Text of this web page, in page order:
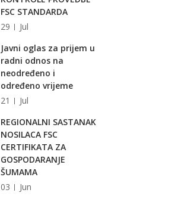
FSC STANDARDA
29
Jul
Javni oglas za prijem u
radni odnos na
neodređeno i
određeno vrijeme
21
Jul
REGIONALNI SASTANAK
NOSILACA FSC
CERTIFIKATA ZA
GOSPODARANJE
ŠUMAMA
03
Jun